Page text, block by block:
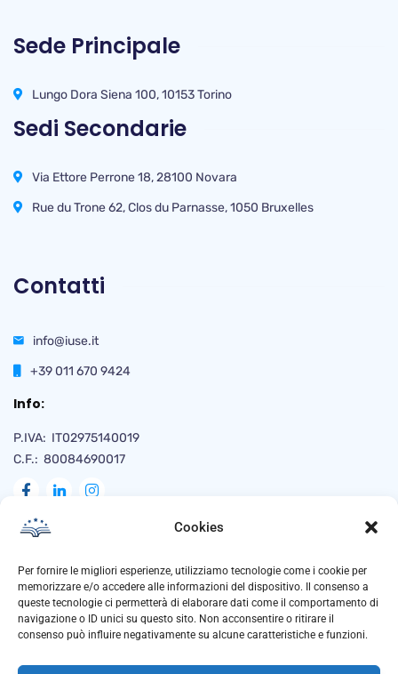
Cookies
Per fornire le migliori esperienze, utilizziamo tecnologie come i cookie per
memorizzare e/o accedere alle informazioni del dispositivo. Il consenso a
queste tecnologie ci permetterà di elaborare dati come il comportamento di
navigazione o ID unici su questo sito. Non acconsentire o ritirare il
consenso può influire negativamente su alcune caratteristiche e funzioni.
Sede Principale
Lungo Dora Siena 100, 10153 Torino
Sedi Secondarie
Via Ettore Perrone 18, 28100 Novara
Rue du Trone 62, Clos du Parnasse, 1050 Bruxelles
Contatti
info@iuse.it
+39 011 670 9424
Info:
P.IVA: IT02975140019
C.F.: 80084690017
Naviga
Privacy Policy